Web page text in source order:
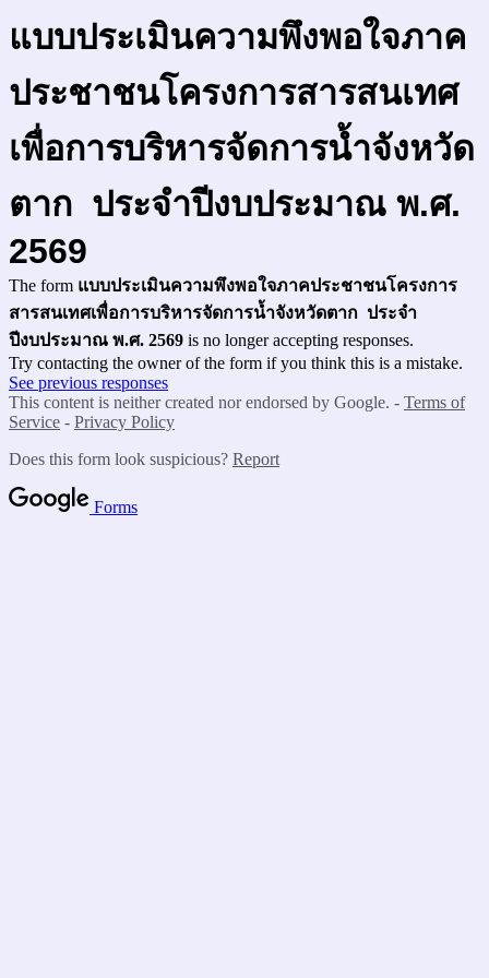
แบบประเมินความพึงพอใจภาค
ประชาชนโครงการสารสนเทศ
เพื่อการบริหารจัดการน้ำจังหวัด
ตาก ประจำปีงบประมาณ พ.ศ.
2569
The form แบบประเมินความพึงพอใจภาคประชาชนโครงการ
สารสนเทศเพื่อการบริหารจัดการน้ำจังหวัดตาก ประจำ
ปีงบประมาณ พ.ศ. 2569 is no longer accepting responses.
Try contacting the owner of the form if you think this is a mistake.
See previous responses
This content is neither created nor endorsed by Google. - Terms of
Service - Privacy Policy
Does this form look suspicious? Report
Forms